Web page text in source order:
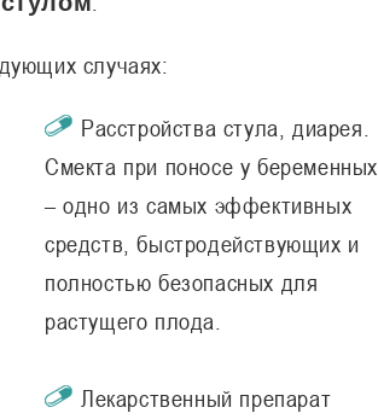
случаях:
Расстройства стула, диарея.
Смекта при поносе у беременных
– одно из самых эффективных
средств, быстродействующих и
полностью безопасных для
растущего плода.
Лекарственный препарат